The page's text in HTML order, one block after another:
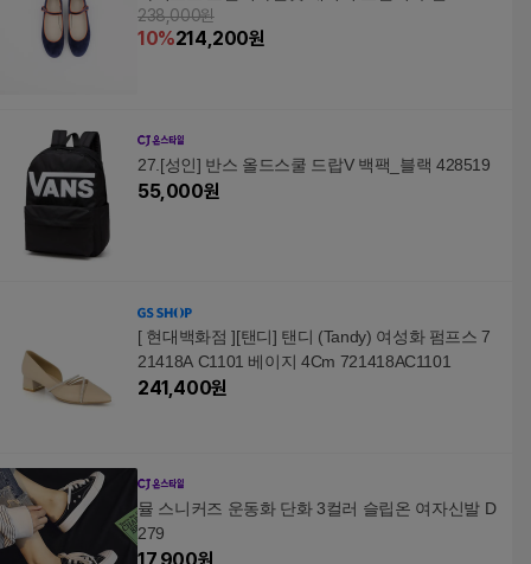
238,000원
10%214,200원
27.[성인] 반스 올드스쿨 드랍V 백팩_블랙 428519
55,000원
[ 현대백화점 ][탠디] 탠디 (Tandy) 여성화 펌프스 7
21418A C1101 베이지 4Cm 721418AC1101
241,400원
뮬 스니커즈 운동화 단화 3컬러 슬립온 여자신발 D
279